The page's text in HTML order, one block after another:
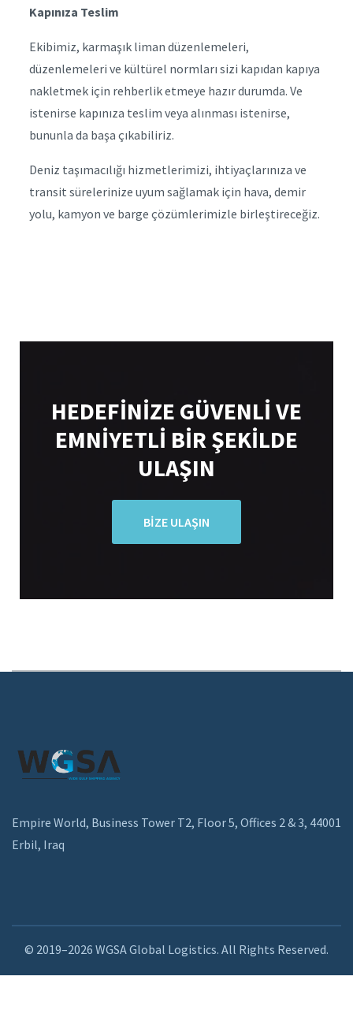
Kapınıza Teslim
Ekibimiz, karmaşık liman düzenlemeleri,
düzenlemeleri ve kültürel normları sizi kapıdan kapıya
nakletmek için rehberlik etmeye hazır durumda. Ve
istenirse kapınıza teslim veya alınması istenirse,
bununla da başa çıkabiliriz.
Deniz taşımacılığı hizmetlerimizi, ihtiyaçlarınıza ve
transit sürelerinize uyum sağlamak için hava, demir
yolu, kamyon ve barge çözümlerimizle birleştireceğiz.
HEDEFINIZE GÜVENLI VE
EMNIYETLI BIR ŞEKILDE
ULAŞIN
BIZE ULAŞIN
Empire World, Business Tower T2, Floor 5, Offices 2 & 3, 44001
Erbil, Iraq
© 2019–2026 WGSA Global Logistics. All Rights Reserved.